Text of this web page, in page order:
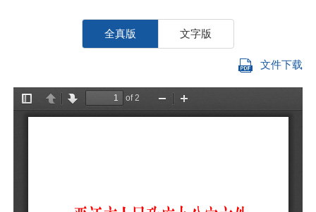
全真版 文字版
文件下载